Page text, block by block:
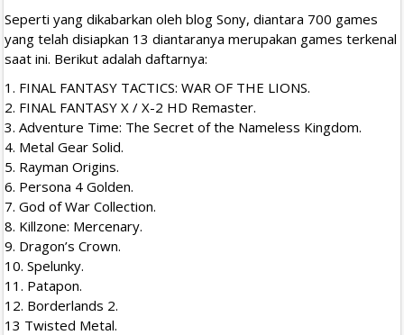
Seperti yang dikabarkan oleh blog Sony, diantara 700 games
yang telah disiapkan 13 diantaranya merupakan games terkenal
saat ini. Berikut adalah daftarnya:
1. FINAL FANTASY TACTICS: WAR OF THE LIONS.
2. FINAL FANTASY X / X-2 HD Remaster.
3. Adventure Time: The Secret of the Nameless Kingdom.
4. Metal Gear Solid.
5. Rayman Origins.
6. Persona 4 Golden.
7. God of War Collection.
8. Killzone: Mercenary.
9. Dragon’s Crown.
10. Spelunky.
11. Patapon.
12. Borderlands 2.
13 Twisted Metal.